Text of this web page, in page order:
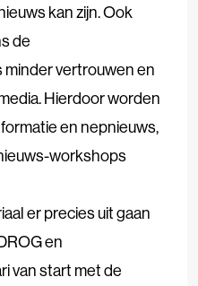
kan zijn. Ook
de
vertrouwen en
Hierdoor worden
en nepnieuws,
workshops
er precies uit gaan
en
van start met de